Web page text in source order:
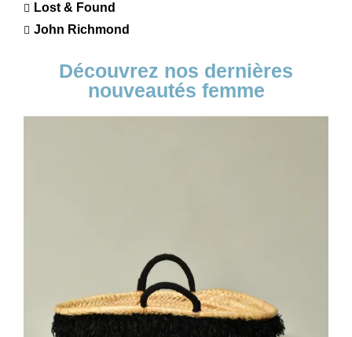
Lost & Found
John Richmond
Découvrez nos dernières
nouveautés femme